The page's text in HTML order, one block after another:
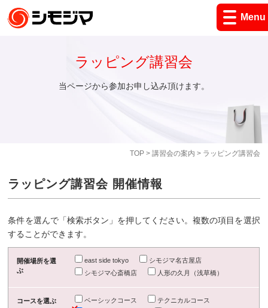
Menu
TOP> 講習会の案内 > ラッピング講習会
ラッピング講習会
当ページから参加お申し込み頂けます。
ラッピング講習会 開催情報
条件を選んで「検索ボタン」を押してください。複数の項目を選択
することができます。
開催場所を選
ぶ
east side tokyo
シモジマ名古屋店
シモジマ心斎橋店
人形の久月（浅草橋）
コースを選ぶ ベーシックコース
テクニカルコース